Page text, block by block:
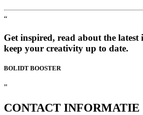
“
Get inspired, read about the latest
keep your creativity up to date.
BOLIDT BOOSTER
”
CONTACT INFORMATIE